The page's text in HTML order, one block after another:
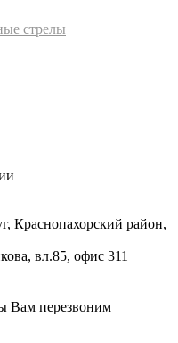
стрелы
Краснопахорский район,
вл.85, офис 311
Вам перезвоним